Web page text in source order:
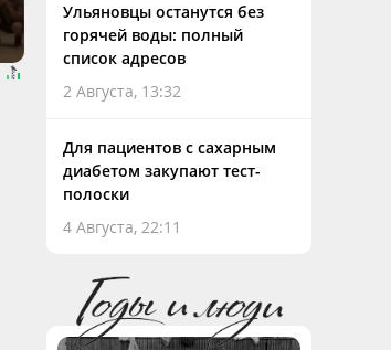
Ульяновцы останутся без
горячей воды: полный
список адресов
2 Августа, 13:32
Для пациентов с сахарным
диабетом закупают тест-
полоски
4 Августа, 22:11